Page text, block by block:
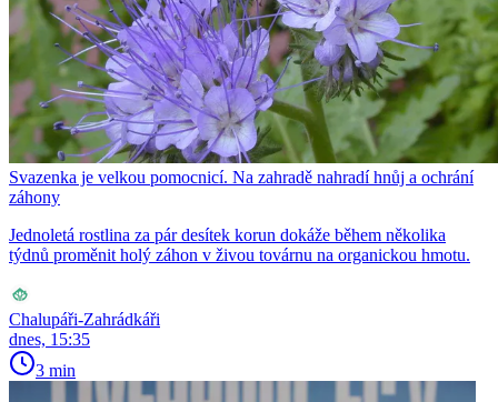
Svazenka je velkou pomocnicí. Na zahradě nahradí hnůj a ochrání
záhony
Jednoletá rostlina za pár desítek korun dokáže během několika
týdnů proměnit holý záhon v živou továrnu na organickou hmotu.
Chalupáři-Zahrádkáři
dnes, 15:35
3 min